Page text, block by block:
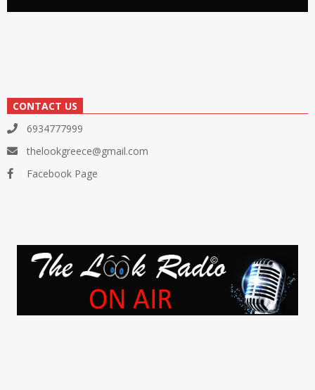
CONTACT US
6934777999
thelookgreece@gmail.com
Facebook Page